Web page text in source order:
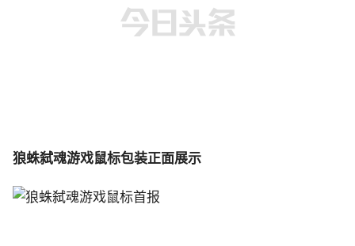
狼蛛弑魂游戏鼠标包装正面展示